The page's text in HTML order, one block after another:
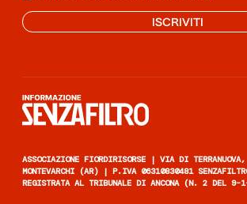
ISCRIVITI
ASSOCIAZIONE FIORDIRISORSE | VIA DI
MONTEVARCHI (AR) | P.IVA 06310830481
REGISTRATA AL TRIBUNALE DI ANCONA (N. 2 DEL 9-